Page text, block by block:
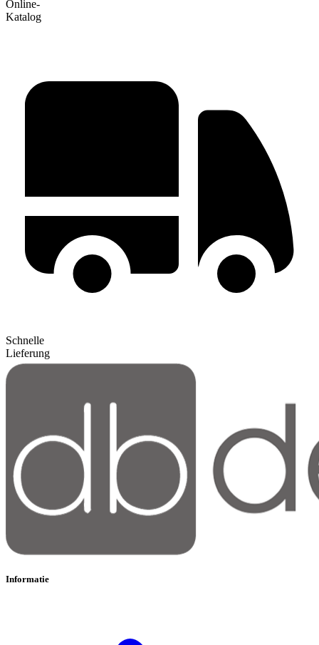
Online-
Katalog
Schnelle
Lieferung
Informatie